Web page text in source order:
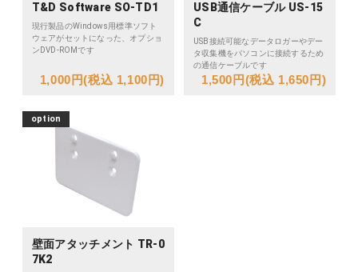
T&D Software SO-TD1
現行製品のWindows用標準ソフト
ウェアがセットになった、オプショ
ンDVD-ROMです
1,000円(税込 1,100円)
USB通信ケーブル US-15
C
USB接続可能なデータロガーやデー
タ収集機をパソコンに接続するため
の通信ケーブルです
1,500円(税込 1,650円)
option
壁面アタッチメント TR-0
7K2